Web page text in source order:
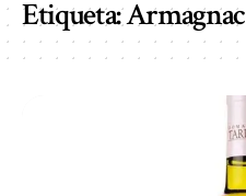
Etiqueta:Armagnac